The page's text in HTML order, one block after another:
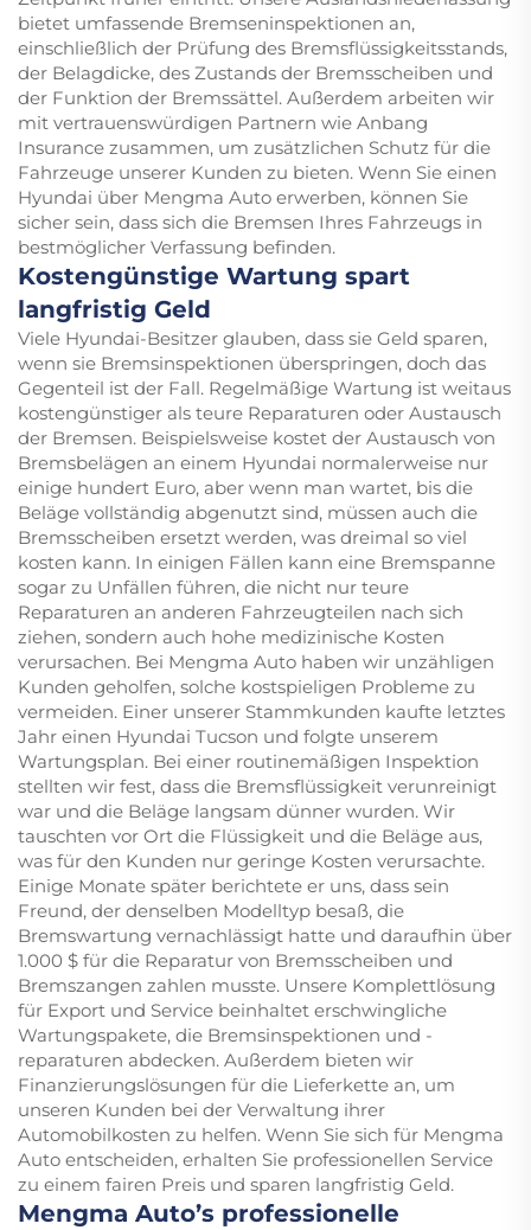
bietet umfassende Bremseninspektionen an,
einschließlich der Prüfung des Bremsflüssigkeitsstands,
der Belagdicke, des Zustands der Bremsscheiben und
der Funktion der Bremssättel. Außerdem arbeiten wir
mit vertrauenswürdigen Partnern wie Anbang
Insurance zusammen, um zusätzlichen Schutz für die
Fahrzeuge unserer Kunden zu bieten. Wenn Sie einen
Hyundai über Mengma Auto erwerben, können Sie
sicher sein, dass sich die Bremsen Ihres Fahrzeugs in
bestmöglicher Verfassung befinden.
Kostengünstige Wartung spart
langfristig Geld
Viele Hyundai-Besitzer glauben, dass sie Geld sparen,
wenn sie Bremsinspektionen überspringen, doch das
Gegenteil ist der Fall. Regelmäßige Wartung ist weitaus
kostengünstiger als teure Reparaturen oder Austausch
der Bremsen. Beispielsweise kostet der Austausch von
Bremsbelägen an einem Hyundai normalerweise nur
einige hundert Euro, aber wenn man wartet, bis die
Beläge vollständig abgenutzt sind, müssen auch die
Bremsscheiben ersetzt werden, was dreimal so viel
kosten kann. In einigen Fällen kann eine Bremspanne
sogar zu Unfällen führen, die nicht nur teure
Reparaturen an anderen Fahrzeugteilen nach sich
ziehen, sondern auch hohe medizinische Kosten
verursachen. Bei Mengma Auto haben wir unzähligen
Kunden geholfen, solche kostspieligen Probleme zu
vermeiden. Einer unserer Stammkunden kaufte letztes
Jahr einen Hyundai Tucson und folgte unserem
Wartungsplan. Bei einer routinemäßigen Inspektion
stellten wir fest, dass die Bremsflüssigkeit verunreinigt
war und die Beläge langsam dünner wurden. Wir
tauschten vor Ort die Flüssigkeit und die Beläge aus,
was für den Kunden nur geringe Kosten verursachte.
Einige Monate später berichtete er uns, dass sein
Freund, der denselben Modelltyp besaß, die
Bremswartung vernachlässigt hatte und daraufhin über
1.000 $ für die Reparatur von Bremsscheiben und
Bremszangen zahlen musste. Unsere Komplettlösung
für Export und Service beinhaltet erschwingliche
Wartungspakete, die Bremsinspektionen und -
reparaturen abdecken. Außerdem bieten wir
Finanzierungslösungen für die Lieferkette an, um
unseren Kunden bei der Verwaltung ihrer
Automobilkosten zu helfen. Wenn Sie sich für Mengma
Auto entscheiden, erhalten Sie professionellen Service
zu einem fairen Preis und sparen langfristig Geld.
Mengma Auto’s professionelle